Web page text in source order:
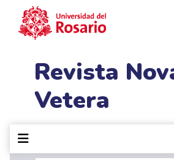
Revista
Vetera